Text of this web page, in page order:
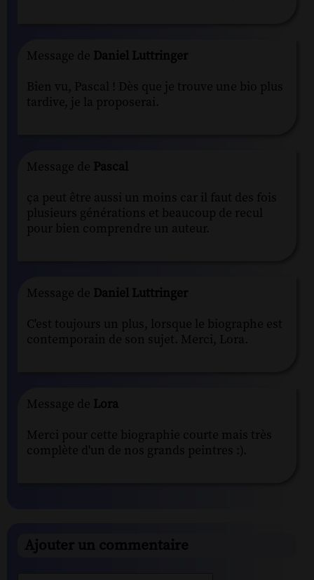
Message de Daniel Luttringer
Bien vu, Pascal ! Dès que je trouve une bio plus
tardive, je la proposerai.
Message de Pascal
ça peut être aussi un moins car il faut des fois
plusieurs générations et beaucoup de recul
pour bien comprendre un auteur.
Message de Daniel Luttringer
C'est toujours un plus, lorsque le biographe est
contemporain de son sujet. Merci, Lora.
Message de Lora
Merci pour cette biographie courte mais très
complète d'un de nos grands peintres :).
Ajouter un commentaire